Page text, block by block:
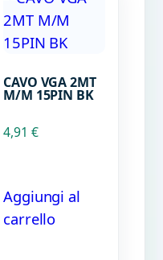
CAVO VGA 2MT
M/M 15PIN BK
4,91 €
Aggiungi al
carrello